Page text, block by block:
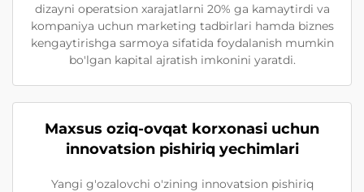
dizayni operatsion xarajatlarni 20% ga kamaytirdi va
kompaniya uchun marketing tadbirlari hamda biznes
kengaytirishga sarmoya sifatida foydalanish mumkin
bo'lgan kapital ajratish imkonini yaratdi.
Maxsus oziq-ovqat korxonasi uchun
innovatsion pishiriq yechimlari
Yangi g'ozalovchi o'zining innovatsion pishiriq